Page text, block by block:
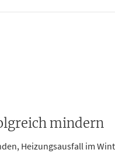
mindern
Heizungsausfall im